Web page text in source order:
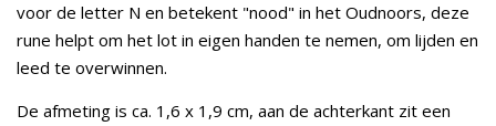
voor de letter N en betekent "nood" in het Oudnoors, deze
rune helpt om het lot in eigen handen te nemen, om lijden en
leed te overwinnen.
De afmeting is ca. 1,6 x 1,9 cm, aan de achterkant zit een